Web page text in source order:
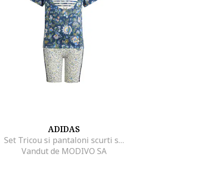
ADIDAS
Set Tricou si pantaloni scurti sport fete multicolor
Vandut de MODIVO SA